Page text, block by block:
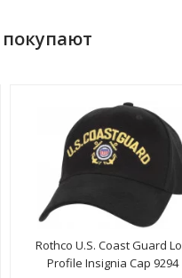
Rothco U.S. Coast Guard
Profile Insignia Cap 9294